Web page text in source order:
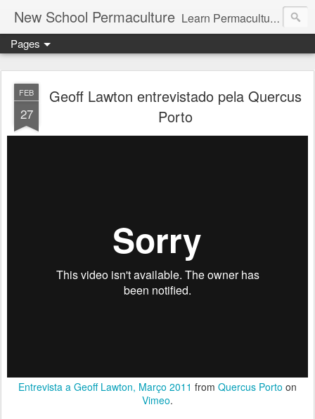
New School Permaculture Learn Permaculture Design Courses in Europe with Helder Valente, one of the original students of Bill Mollison the creator of Permaculture Design.
Pages
FEB
27
Geoff Lawton entrevistado pela Quercus
Porto
Entrevista a Geoff Lawton, Março 2011 from Quercus Porto on
Vimeo.